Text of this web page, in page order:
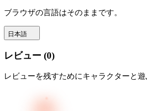
ブラウザの言語はそのままです。
日本語
レビュー (0)
レビューを残すためにキャラクターと遊